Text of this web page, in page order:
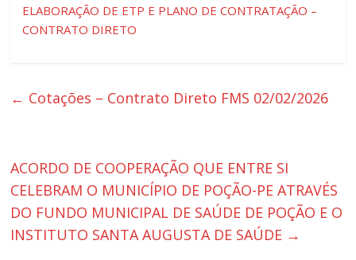
ELABORAÇÃO DE ETP E PLANO DE CONTRATAÇÃO –
CONTRATO DIRETO
← Cotações – Contrato Direto FMS 02/02/2026
ACORDO DE COOPERAÇÃO QUE ENTRE SI
CELEBRAM O MUNICÍPIO DE POÇÃO-PE ATRAVÉS
DO FUNDO MUNICIPAL DE SAÚDE DE POÇÃO E O
INSTITUTO SANTA AUGUSTA DE SAÚDE →